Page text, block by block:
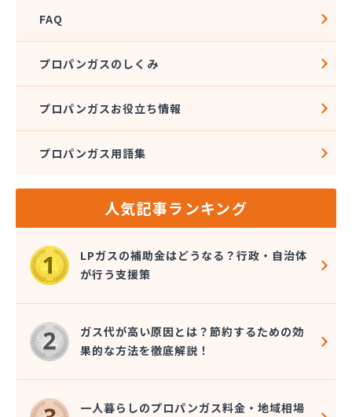
麻田商店
有限会社吉田重商店
有限会社久保田燃料店
有限会社辻久ガス
有限会社藤商
FAQ
プロパンガスのしくみ
プロパンガスお役立ち情報
プロパンガス用語集
人気記事ランキング
LPガスの補助金はどうなる？行政・自治体
が行う支援策
ガス代が高い原因とは？節約するための効
果的な方法を徹底解説！
一人暮らしのプロパンガス料金・地域相場